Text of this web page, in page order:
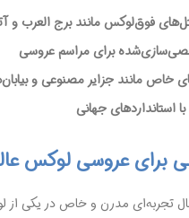
فوق‌لوکس مانند برج العرب و
برای مراسم عروسی
خاص مانند جزایر مصنوعی و
استانداردهای جهانی
برای عروسی لوکس
تجربه‌ای مدرن و خاص در یکی